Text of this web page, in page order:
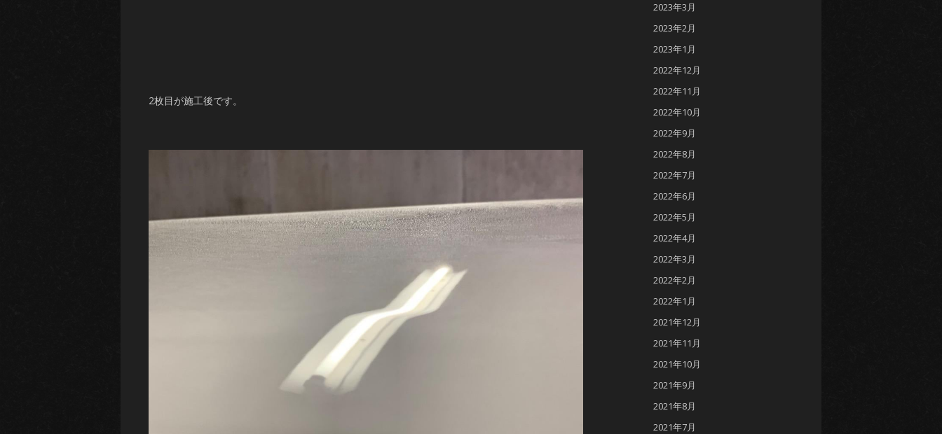
2枚目が施工後です。
2023年3月
2023年2月
2023年1月
2022年12月
2022年11月
2022年10月
2022年9月
2022年8月
2022年7月
2022年6月
2022年5月
2022年4月
2022年3月
2022年2月
2022年1月
2021年12月
2021年11月
2021年10月
2021年9月
2021年8月
2021年7月